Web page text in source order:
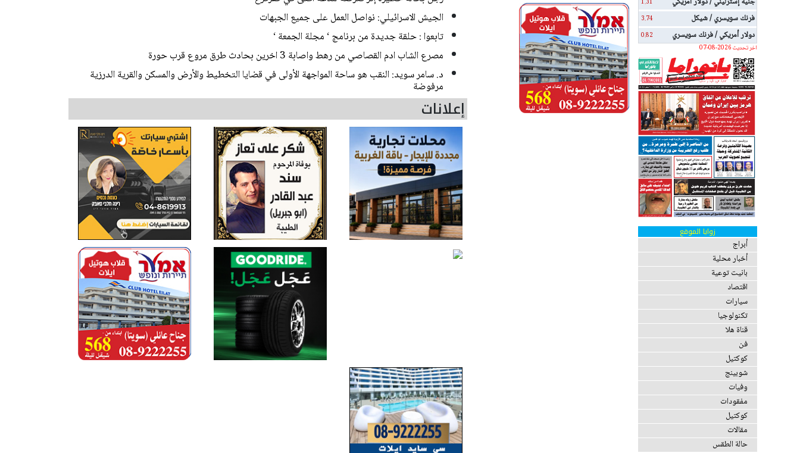
1.31
فرنك سويسري / شيكل 3.74
دولار أمريكي / فرنك سويسري
0.82
اخر تحديث 2026-08-07
زوايا الموقع
أبراج
أخبار محلية
بانيت توعية
اقتصاد
سيارات
تكنولوجيا
قناة هلا
فن
كوكتيل
شوبينج
وفيات
مفقودات
كوكتيل
مقالات
حالة الطقس
الجيش الاسرائيلي: نواصل العمل على جميع الجبهات
تابعوا : حلقة جديدة من برنامج ‘ مجلة الجمعة ‘
مصرع الشاب ادم القصاصي من رهط واصابة 3 اخرين بحادث طرق مروع قرب حورة
د. سامر سويد: النقب هو ساحة المواجهة الأولى في قضايا التخطيط والأرض والمسكن والقرية الدرزية
مرفوضة
إعلانات